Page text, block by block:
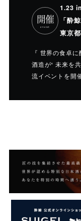
開催
event
1.23
「酔
東京
『 世界の食卓
酒造が“ 未来を
流イベントを開